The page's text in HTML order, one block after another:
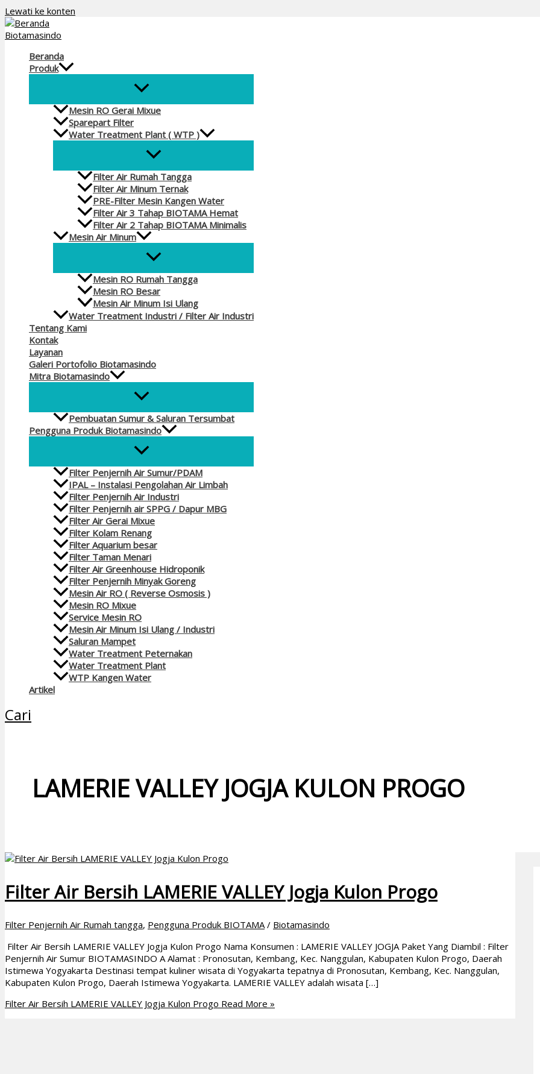
Lewati ke konten
Beranda
Produk
Mesin RO Gerai Mixue
Sparepart Filter
Water Treatment Plant ( WTP )
Filter Air Rumah Tangga
Filter Air Minum Ternak
PRE-Filter Mesin Kangen Water
Filter Air 3 Tahap BIOTAMA Hemat
Filter Air 2 Tahap BIOTAMA Minimalis
Mesin Air Minum
Mesin RO Rumah Tangga
Mesin RO Besar
Mesin Air Minum Isi Ulang
Water Treatment Industri / Filter Air Industri
Tentang Kami
Kontak
Layanan
Galeri Portofolio Biotamasindo
Mitra Biotamasindo
Pembuatan Sumur & Saluran Tersumbat
Pengguna Produk Biotamasindo
Filter Penjernih Air Sumur/PDAM
IPAL – Instalasi Pengolahan Air Limbah
Filter Penjernih Air Industri
Filter Penjernih air SPPG / Dapur MBG
Filter Air Gerai Mixue
Filter Kolam Renang
Filter Aquarium besar
Filter Taman Menari
Filter Air Greenhouse Hidroponik
Filter Penjernih Minyak Goreng
Mesin Air RO ( Reverse Osmosis )
Mesin RO Mixue
Service Mesin RO
Mesin Air Minum Isi Ulang / Industri
Saluran Mampet
Water Treatment Peternakan
Water Treatment Plant
WTP Kangen Water
Artikel
Cari
LAMERIE VALLEY JOGJA KULON PROGO
Filter Air Bersih LAMERIE VALLEY Jogja Kulon Progo
Filter Penjernih Air Rumah tangga, Pengguna Produk BIOTAMA/ Biotamasindo
Filter Air Bersih LAMERIE VALLEY Jogja Kulon Progo Nama Konsumen : LAMERIE VALLEY JOGJA Paket Yang Diambil : Filter
Penjernih Air Sumur BIOTAMASINDO A Alamat : Pronosutan, Kembang, Kec. Nanggulan, Kabupaten Kulon Progo, Daerah
Istimewa Yogyakarta Destinasi tempat kuliner wisata di Yogyakarta tepatnya di Pronosutan, Kembang, Kec. Nanggulan,
Kabupaten Kulon Progo, Daerah Istimewa Yogyakarta. LAMERIE VALLEY adalah wisata […]
Filter Air Bersih LAMERIE VALLEY Jogja Kulon Progo Read More »